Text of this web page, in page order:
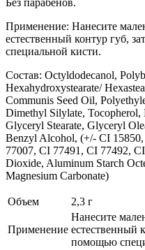
Без парабенов.
Применение: Нанесите
естественный контур губ,
специальной кисти.
Состав: Octyldodecanol,
Hexahydroxystearate/
Communis Seed Oil,
Dimethyl Silylate, Tocopherol,
Glyceryl Stearate, Glyceryl
Benzyl Alcohol, (+/- CI
77007, CI 77491, CI 77492,
Dioxide, Aluminum Starch
Magnesium Carbonate)
Объем 2,3 г
Применение
Нанесите
естественный
помощью